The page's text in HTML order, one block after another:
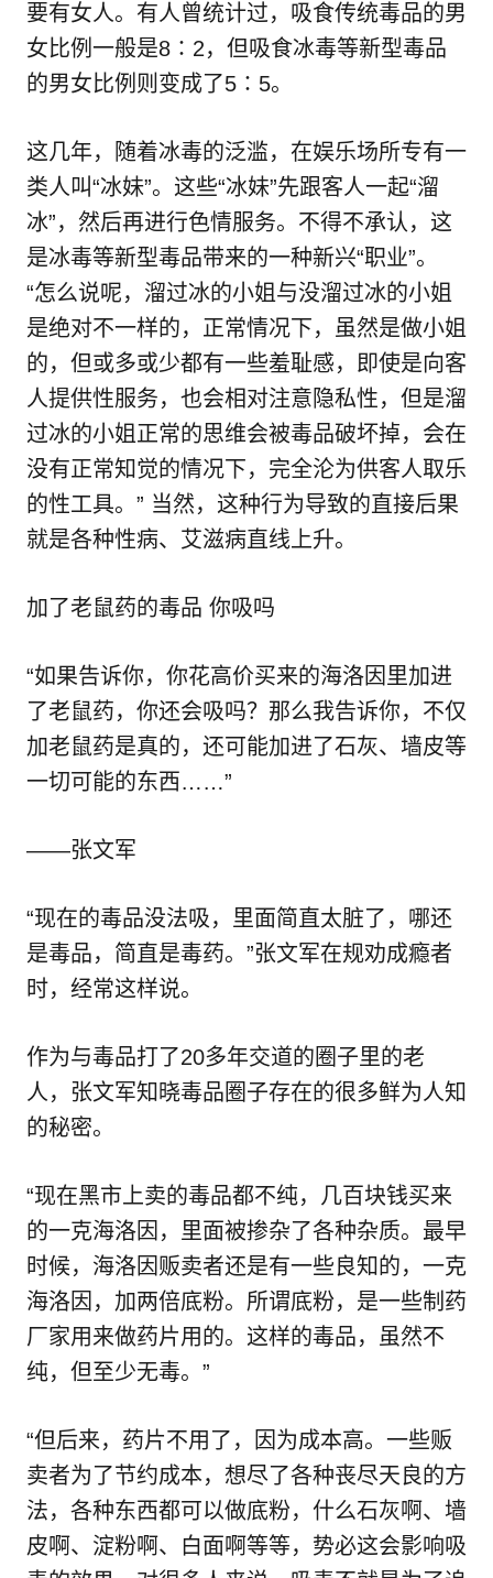
要有女人。有人曾统计过，吸食传统毒品的男
女比例一般是8∶2，但吸食冰毒等新型毒品
的男女比例则变成了5∶5。
这几年，随着冰毒的泛滥，在娱乐场所专有一
类人叫“冰妹”。这些“冰妹”先跟客人一起“溜
冰”，然后再进行色情服务。不得不承认，这
是冰毒等新型毒品带来的一种新兴“职业”。
“怎么说呢，溜过冰的小姐与没溜过冰的小姐
是绝对不一样的，正常情况下，虽然是做小姐
的，但或多或少都有一些羞耻感，即使是向客
人提供性服务，也会相对注意隐私性，但是溜
过冰的小姐正常的思维会被毒品破坏掉，会在
没有正常知觉的情况下，完全沦为供客人取乐
的性工具。” 当然，这种行为导致的直接后果
就是各种性病、艾滋病直线上升。
加了老鼠药的毒品 你吸吗
“如果告诉你，你花高价买来的海洛因里加进
了老鼠药，你还会吸吗？那么我告诉你，不仅
加老鼠药是真的，还可能加进了石灰、墙皮等
一切可能的东西……”
——张文军
“现在的毒品没法吸，里面简直太脏了，哪还
是毒品，简直是毒药。”张文军在规劝成瘾者
时，经常这样说。
作为与毒品打了20多年交道的圈子里的老
人，张文军知晓毒品圈子存在的很多鲜为人知
的秘密。
“现在黑市上卖的毒品都不纯，几百块钱买来
的一克海洛因，里面被掺杂了各种杂质。最早
时候，海洛因贩卖者还是有一些良知的，一克
海洛因，加两倍底粉。所谓底粉，是一些制药
厂家用来做药片用的。这样的毒品，虽然不
纯，但至少无毒。”
“但后来，药片不用了，因为成本高。一些贩
卖者为了节约成本，想尽了各种丧尽天良的方
法，各种东西都可以做底粉，什么石灰啊、墙
皮啊、淀粉啊、白面啊等等，势必这会影响吸